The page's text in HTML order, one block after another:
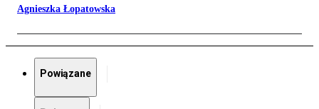
Agnieszka Łopatowska
Powiązane